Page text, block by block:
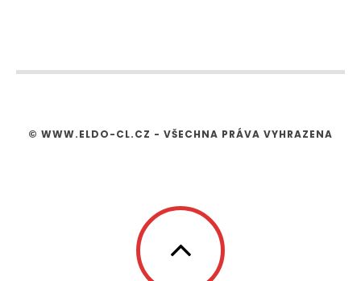
© WWW.ELDO-CL.CZ - VŠECHNA PRÁVA VYHRAZENA